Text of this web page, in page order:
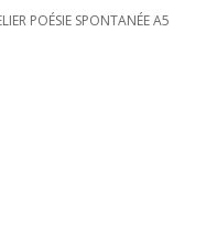
POÉSIE SPONTANÉE A5